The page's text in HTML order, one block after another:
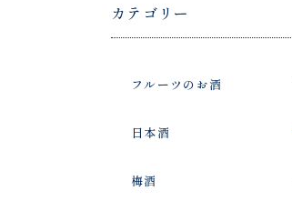
カテゴリー
フルーツのお酒
日本酒
梅酒